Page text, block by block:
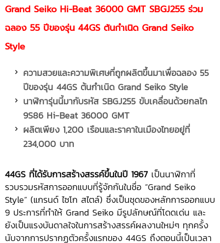
Grand Seiko Hi-Beat 36000 GMT SBGJ255 ร่วม
ฉลอง 55 ปีของรุ่น 44GS ต้นกำเนิด Grand Seiko
Style
ความสวยและความพิเศษที่ถูกผลิตขึ้นมาเพื่อฉลอง 55
ปีของรุ่น 44GS ต้นกำเนิด Grand Seiko Style
นาฬิการุ่นนี้มากับรหัส SBGJ255 ขับเคลื่อนด้วยกลไก
9S86 Hi-Beat 36000 GMT
ผลิตเพียง 1,200 เรือนและราคาในเมืองไทยอยู่ที่
234,000 บาท
44GS ที่ได้รับการสร้างสรรค์ขึ้นในปี 1967 เป็นนาฬิกาที่
รวบรวมรหัสการออกแบบที่รู้จักกันในชื่อ “Grand Seiko
Style” (แกรนด์ ไซโก สไตล์) ซึ่งเป็นชุดของหลักการออกแบบ
9 ประการที่ทำให้ Grand Seiko มีรูปลักษณ์ที่โดดเด่น และ
ยังเป็นแรงบันดาลใจในการสร้างสรรค์ผลงานใหม่ๆ ทุกครั้ง
นับจากการปรากฏตัวครั้งแรกของ 44GS ถึงตอนนี้เป็นเวลา